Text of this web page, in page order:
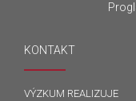
KONTAKT
VÝZKUM REALIZUJE